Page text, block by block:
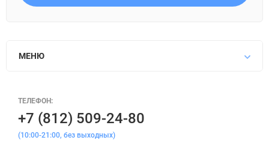
МЕНЮ
ТЕЛЕФОН:
+7 (812) 509-24-80
(10:00-21:00, без выходных)